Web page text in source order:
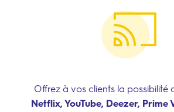
Offrez à vos clients la possibilité
Netflix, YouTube, Deezer, Prime